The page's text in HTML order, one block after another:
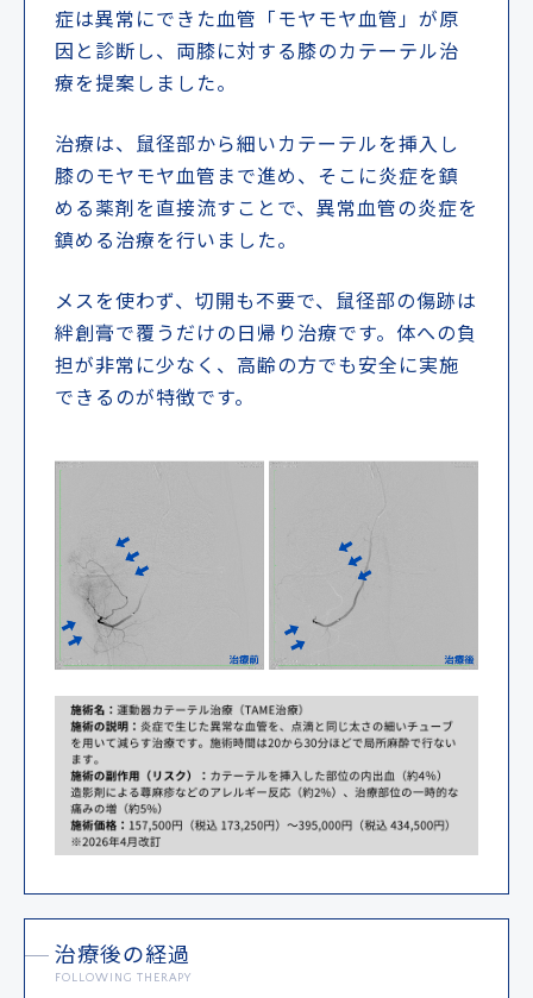
症は異常にできた血管「モヤモヤ血管」が原
因と診断し、両膝に対する膝のカテーテル治
療を提案しました。
治療は、鼠径部から細いカテーテルを挿入し
膝のモヤモヤ血管まで進め、そこに炎症を鎮
める薬剤を直接流すことで、異常血管の炎症を
鎮める治療を行いました。
メスを使わず、切開も不要で、鼠径部の傷跡は
絆創膏で覆うだけの日帰り治療です。体への負
担が非常に少なく、高齢の方でも安全に実施
できるのが特徴です。
治療後の経過
FOLLOWING THERAPY